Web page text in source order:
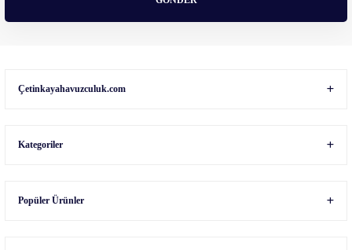
Çetinkayahavuzculuk.com
Kategoriler
Popüler Ürünler